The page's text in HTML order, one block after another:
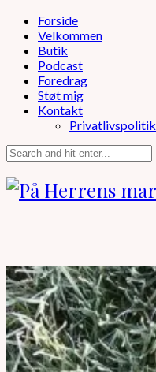
Forside
Velkommen
Butik
Podcast
Foredrag
Støt mig
Kontakt
Privatlivspolitik